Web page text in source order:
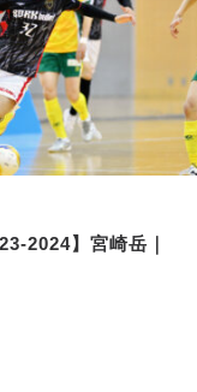
2024】宮崎岳｜